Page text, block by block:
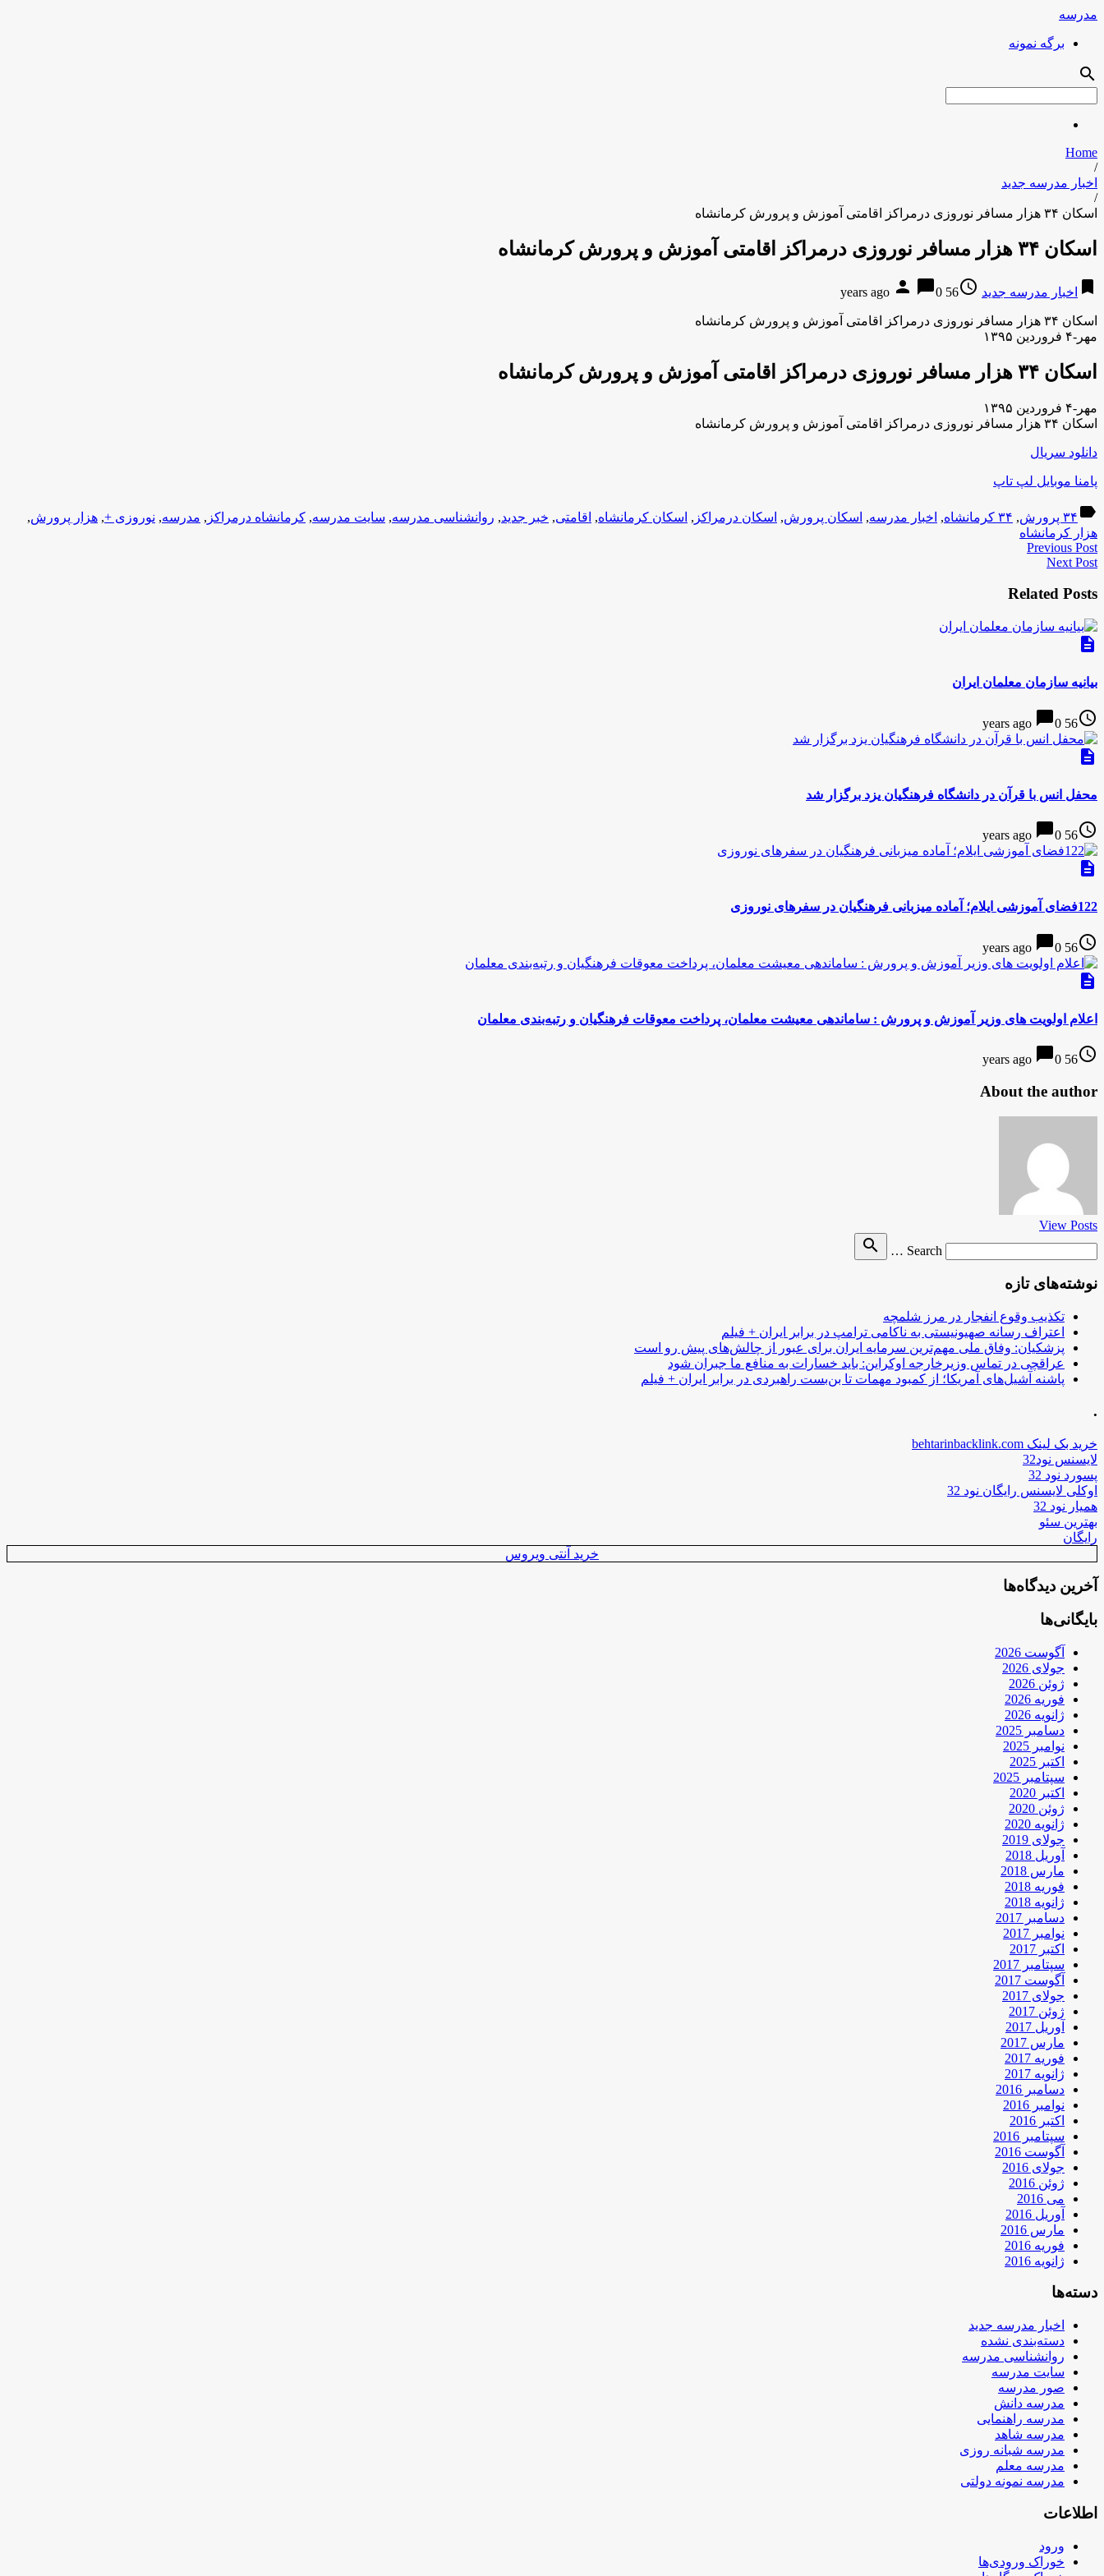
مدرسه
برگه نمونه
search
Home
/
اخبار مدرسه جدید
/
اسکان ۳۴ هزار مسافر نوروزی درمراکز اقامتی آموزش و پرورش کرمانشاه
اسکان ۳۴ هزار مسافر نوروزی درمراکز اقامتی آموزش و پرورش کرمانشاه
bookmark اخبار مدرسه جدید access_time
56 years ago
person chat_bubble0
اسکان ۳۴ هزار مسافر نوروزی درمراکز اقامتی آموزش و پرورش کرمانشاه
مهر-۴ فروردین ۱۳۹۵
اسکان ۳۴ هزار مسافر نوروزی درمراکز اقامتی آموزش و پرورش کرمانشاه
مهر-۴ فروردین ۱۳۹۵
اسکان ۳۴ هزار مسافر نوروزی درمراکز اقامتی آموزش و پرورش کرمانشاه
دانلود سریال
پامنا موبایل لپ تاپ
label ۳۴ پرورش , ۳۴ کرمانشاه , اخبار مدرسه, اسکان پرورش, اسکان درمراکز , اسکان کرمانشاه, اقامتی, خبر جدید, روانشناسی مدرسه, سایت مدرسه, کرمانشاه درمراکز , مدرسه, نوروزی +, هزار پرورش,
هزار کرمانشاه
Previous Post
Next Post
Related Posts
description
بیانیه سازمان معلمان ایران
access_time
56 years ago
chat_bubble0
description
محفل انس با قرآن در دانشگاه فرهنگیان یزد برگزار شد
access_time
56 years ago
chat_bubble0
description
122فضای آموزشی ایلام؛ آماده میزبانی فرهنگیان در سفرهای نوروزی
access_time
56 years ago
chat_bubble0
description
اعلام اولویت هاى وزیر آموزش و پرورش : ساماندهی معیشت معلمان، پرداخت معوقات فرهنگیان و رتبه‌بندی معلمان
access_time
56 years ago
chat_bubble0
About the author
View Posts
Search …
search
نوشته‌های تازه
تکذیب وقوع انفجار در مرز شلمچه
اعتراف رسانه صهیونیستی به ناکامی ترامپ در برابر ایران + فیلم
پزشکیان: وفاق ملی مهم‌ترین سرمایه ایران برای عبور از چالش‌های پیش رو است
عراقچی در تماس وزیرخارجه اوکراین: باید خسارات به منافع ما جبران شود
پاشنه آشیل‌های آمریکا؛ از کمبود مهمات تا بن‌بست راهبردی در برابر ایران + فیلم
.
خرید بک لینک behtarinbacklink.com
لایسنس نود32
پسورد نود 32
اوکلی لایسنس رایگان نود 32
همیار نود 32
بهترین سئو
رایگان
خرید آنتی ویروس
آخرین دیدگاه‌ها
بایگانی‌ها
آگوست 2026
جولای 2026
ژوئن 2026
فوریه 2026
ژانویه 2026
دسامبر 2025
نوامبر 2025
اکتبر 2025
سپتامبر 2025
اکتبر 2020
ژوئن 2020
ژانویه 2020
جولای 2019
آوریل 2018
مارس 2018
فوریه 2018
ژانویه 2018
دسامبر 2017
نوامبر 2017
اکتبر 2017
سپتامبر 2017
آگوست 2017
جولای 2017
ژوئن 2017
آوریل 2017
مارس 2017
فوریه 2017
ژانویه 2017
دسامبر 2016
نوامبر 2016
اکتبر 2016
سپتامبر 2016
آگوست 2016
جولای 2016
ژوئن 2016
می 2016
آوریل 2016
مارس 2016
فوریه 2016
ژانویه 2016
دسته‌ها
اخبار مدرسه جدید
دسته‌بندی نشده
روانشناسی مدرسه
سایت مدرسه
صور مدرسه
مدرسه دانش
مدرسه راهنمایی
مدرسه شاهد
مدرسه شبانه روزی
مدرسه معلم
مدرسه نمونه دولتی
اطلاعات
ورود
خوراک ورودی‌ها